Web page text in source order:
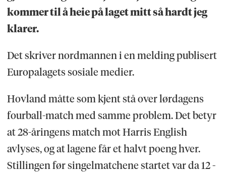
kommer til å heie på laget mitt så hardt jeg
klarer.
Det skriver nordmannen i en melding publisert
Europalagets sosiale medier.
Hovland måtte som kjent stå over lørdagens
fourball-match med samme problem. Det betyr
at 28-åringens match mot Harris English
avlyses, og at lagene får et halvt poeng hver.
Stillingen før singelmatchene startet var da 12 -